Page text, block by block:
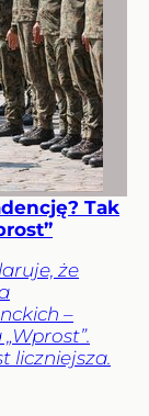
Tak
że
–
liczniejsza.